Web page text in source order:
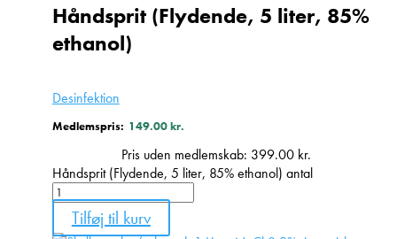
Desinfektion
Håndsprit (Flydende, 5 liter, 85%
ethanol)
Medlemspris: 149.00kr.
Pris uden medlemskab: 399.00 kr.
Håndsprit (Flydende, 5 liter, 85% ethanol) antal
Tilføj til kurv